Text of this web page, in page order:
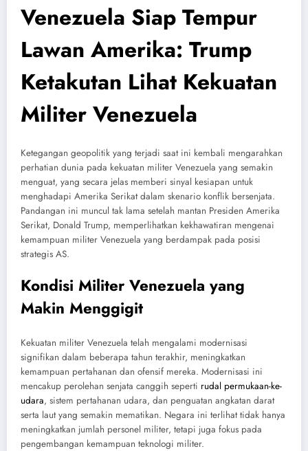
Venezuela Siap Tempur
Lawan Amerika: Trump
Ketakutan Lihat Kekuatan
Militer Venezuela
Ketegangan geopolitik yang terjadi saat ini kembali mengarahkan
perhatian dunia pada kekuatan militer Venezuela yang semakin
menguat, yang secara jelas memberi sinyal kesiapan untuk
menghadapi Amerika Serikat dalam skenario konflik bersenjata.
Pandangan ini muncul tak lama setelah mantan Presiden Amerika
Serikat, Donald Trump, memperlihatkan kekhawatiran mengenai
kemampuan militer Venezuela yang berdampak pada posisi
strategis AS.
Kondisi Militer Venezuela yang
Makin Menggigit
Kekuatan militer Venezuela telah mengalami modernisasi
signifikan dalam beberapa tahun terakhir, meningkatkan
kemampuan pertahanan dan ofensif mereka. Modernisasi ini
mencakup perolehan senjata canggih seperti rudal permukaan-ke-
udara, sistem pertahanan udara, dan penguatan angkatan darat
serta laut yang semakin mematikan. Negara ini terlihat tidak hanya
meningkatkan jumlah personel militer, tetapi juga fokus pada
pengembangan kemampuan teknologi militer.